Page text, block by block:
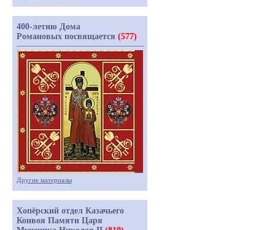
400-летию Дома
Романовых посвящается (577)
Другие материалы
Хопёрский отдел Казачьего
Конвоя Памяти Царя